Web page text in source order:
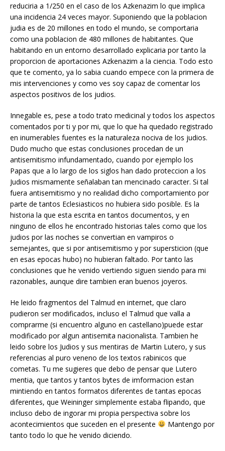
reduciria a 1/250 en el caso de los Azkenazim lo que implica
una incidencia 24 veces mayor. Suponiendo que la poblacion
judia es de 20 millones en todo el mundo, se comportaria
como una poblacion de 480 millones de habitantes. Que
habitando en un entorno desarrollado explicaria por tanto la
proporcion de aportaciones Azkenazim a la ciencia. Todo esto
que te comento, ya lo sabia cuando empece con la primera de
mis intervenciones y como ves soy capaz de comentar los
aspectos positivos de los judios.
Innegable es, pese a todo trato medicinal y todos los aspectos
comentados por ti y por mi, que lo que ha quedado registrado
en inumerables fuentes es la naturaleza nociva de los judios.
Dudo mucho que estas conclusiones procedan de un
antisemitismo infundamentado, cuando por ejemplo los
Papas que a lo largo de los siglos han dado proteccion a los
Judios mismamente señalaban tan mencinado caracter. Si tal
fuera antisemitismo y no realidad dicho comportamiento por
parte de tantos Eclesiasticos no hubiera sido posible. Es la
historia la que esta escrita en tantos documentos, y en
ninguno de ellos he encontrado historias tales como que los
judios por las noches se convertian en vampiros o
semejantes, que si por antisemitismo y por supersticion (que
en esas epocas hubo) no hubieran faltado. Por tanto las
conclusiones que he venido vertiendo siguen siendo para mi
razonables, aunque dire tambien eran buenos joyeros.
He leido fragmentos del Talmud en internet, que claro
pudieron ser modificados, incluso el Talmud que valla a
comprarme (si encuentro alguno en castellano)puede estar
modificado por algun antisemita nacionalista. Tambien he
leido sobre los Judios y sus mentiras de Martin Lutero, y sus
referencias al puro veneno de los textos rabinicos que
cometas. Tu me sugieres que debo de pensar que Lutero
mentia, que tantos y tantos bytes de imformacion estan
mintiendo en tantos formatos diferentes de tantas epocas
diferentes, que Weininger simplemente estaba flipando, que
incluso debo de ingorar mi propia perspectiva sobre los
acontecimientos que suceden en el presente
Mantengo por
tanto todo lo que he venido diciendo.